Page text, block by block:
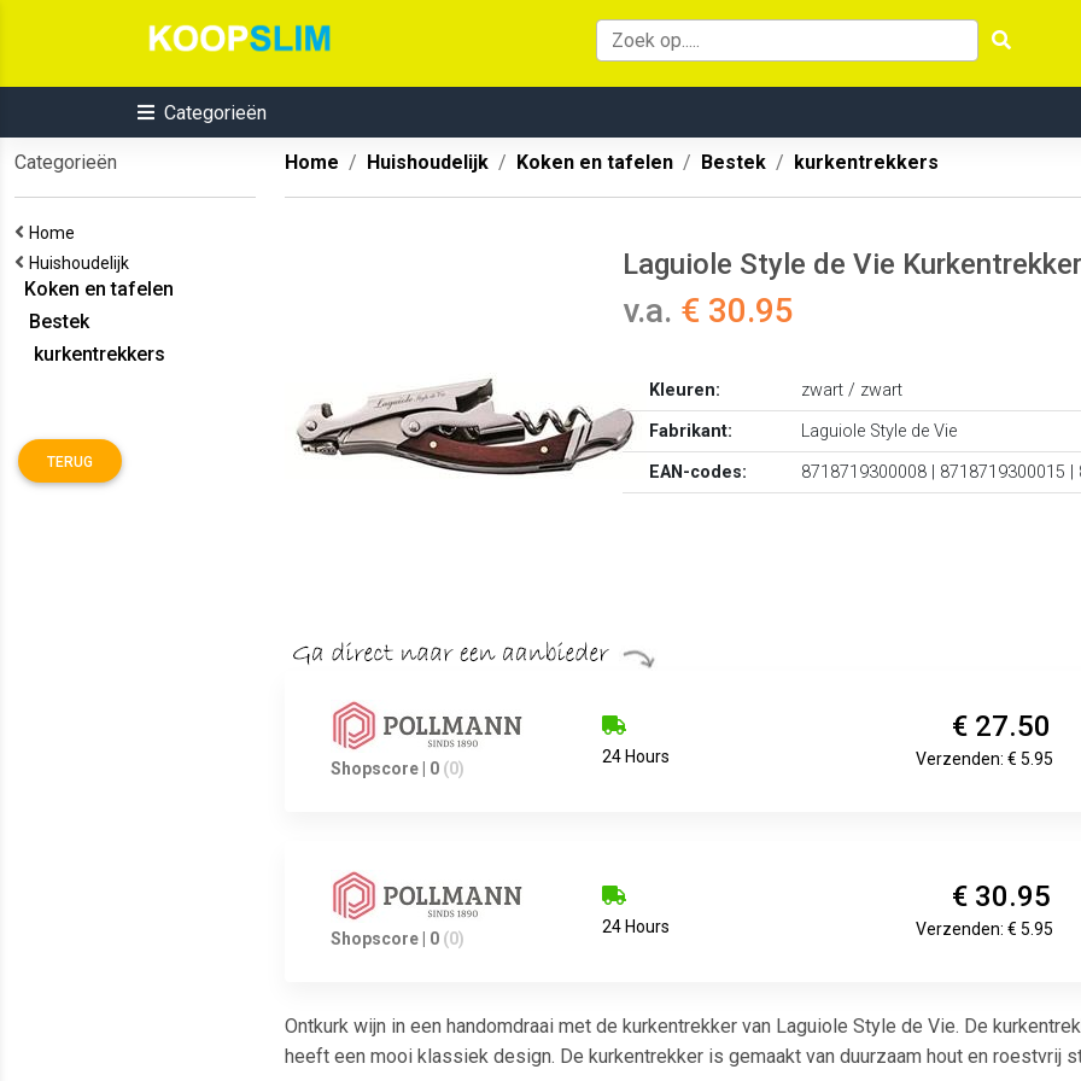
Categorieën
Categorieën
Home
Huishoudelijk
Koken en tafelen
Bestek
kurkentrekkers
TERUG
Home Huishoudelijk Koken en tafelen Bestek kurkentrekkers
Laguiole Style de Vie Kurkentrekker
v.a. € 30.95
Kleuren:
zwart / zwart
Fabrikant:
Laguiole Style de Vie
EAN-codes:
8718719300008 | 8718719300015 |
Shopscore | 0 (0)
24 Hours
€ 27.50
Verzenden: € 5.95
Shopscore | 0 (0)
24 Hours
€ 30.95
Verzenden: € 5.95
Ontkurk wijn in een handomdraai met de kurkentrekker van Laguiole Style de Vie. De
heeft een mooi klassiek design. De kurkentrekker is gemaakt van duurzaam hout en roestvrij